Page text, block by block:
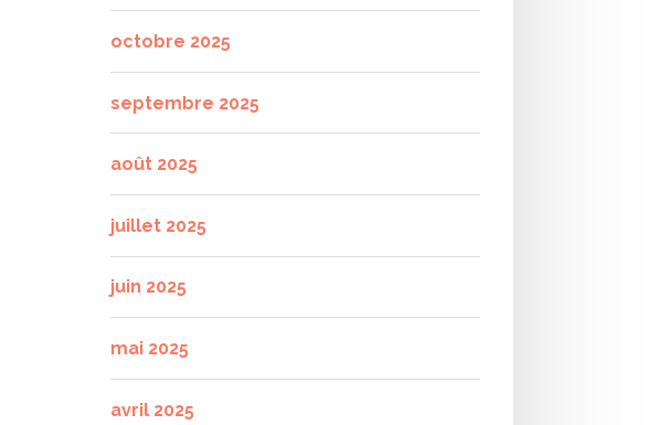
octobre 2025
septembre 2025
août 2025
juillet 2025
juin 2025
mai 2025
avril 2025